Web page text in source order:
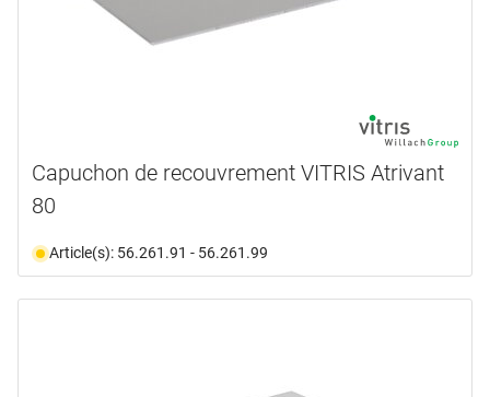
Capuchon de recouvrement VITRIS Atrivant
80
Article(s): 56.261.91 - 56.261.99